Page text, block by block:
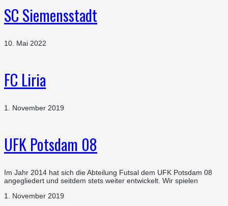
SC Siemensstadt
10. Mai 2022
FC Liria
1. November 2019
UFK Potsdam 08
Im Jahr 2014 hat sich die Abteilung Futsal dem UFK Potsdam 08
angegliedert und seitdem stets weiter entwickelt. Wir spielen
1. November 2019